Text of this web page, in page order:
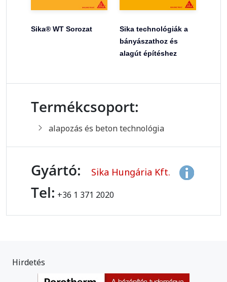
Sika® WT Sorozat
Sika technológiák a
bányászathoz és
alagút építéshez
Termékcsoport:
alapozás és beton technológia
Gyártó: Sika Hungária Kft.
Tel: +36 1 371 2020
Hirdetés